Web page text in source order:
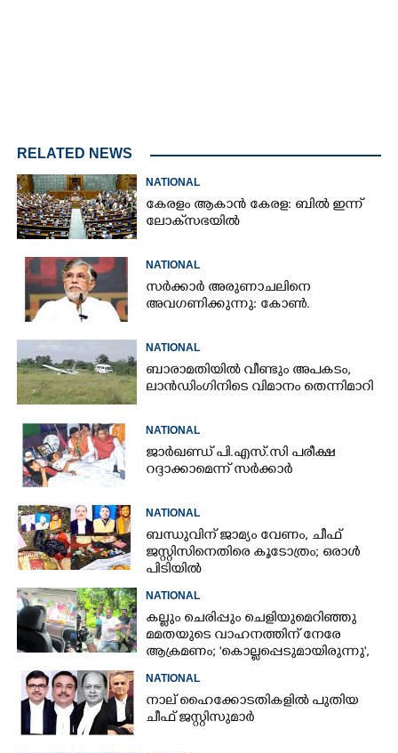
RELATED NEWS
NATIONAL
കേരളം ആകാൻ കേരള: ബിൽ ഇന്ന്
ലോക്‌സഭയിൽ
NATIONAL
സർക്കാർ അരുണാചലിനെ
അവഗണിക്കുന്നു: കോൺ.
NATIONAL
ബാരാമതിയിൽ വീണ്ടും അപകടം,​
ലാൻഡിംഗിനിടെ വിമാനം തെന്നിമാറി
NATIONAL
ജാർഖണ്ഡ് പി.എസ്.സി പരീക്ഷ
റദ്ദാക്കാമെന്ന് സർക്കാർ
NATIONAL
ബന്ധുവിന് ജാമ്യം വേണം, ചീഫ്
ജസ്റ്റിസിനെതിരെ കൂടോത്രം; ഒരാൾ
പിടിയിൽ
NATIONAL
കല്ലും ചെരിപ്പും ചെളിയുമെറിഞ്ഞു
മമതയുടെ വാഹനത്തിന് നേരേ
ആക്രമണം; 'കൊല്ലപ്പെടുമായിരുന്നു',
NATIONAL
നാല് ഹൈക്കോടതികളിൽ പുതിയ
ചീഫ് ജസ്റ്റിസുമാർ